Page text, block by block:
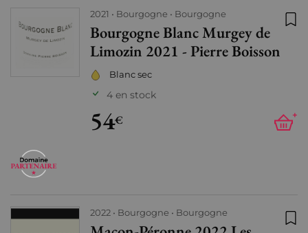
2021 Bourgogne Bourgogne
Bourgogne Blanc Murgey de
Limozin 2021 - Pierre Boisson
Blanc sec
4 en stock
54€ +
2022 Bourgogne Bourgogne